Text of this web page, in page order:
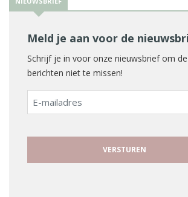
Meld je aan voor de
Schrijf je in voor onze nieuwsbrief om
berichten niet te missen!
E-
mailadres